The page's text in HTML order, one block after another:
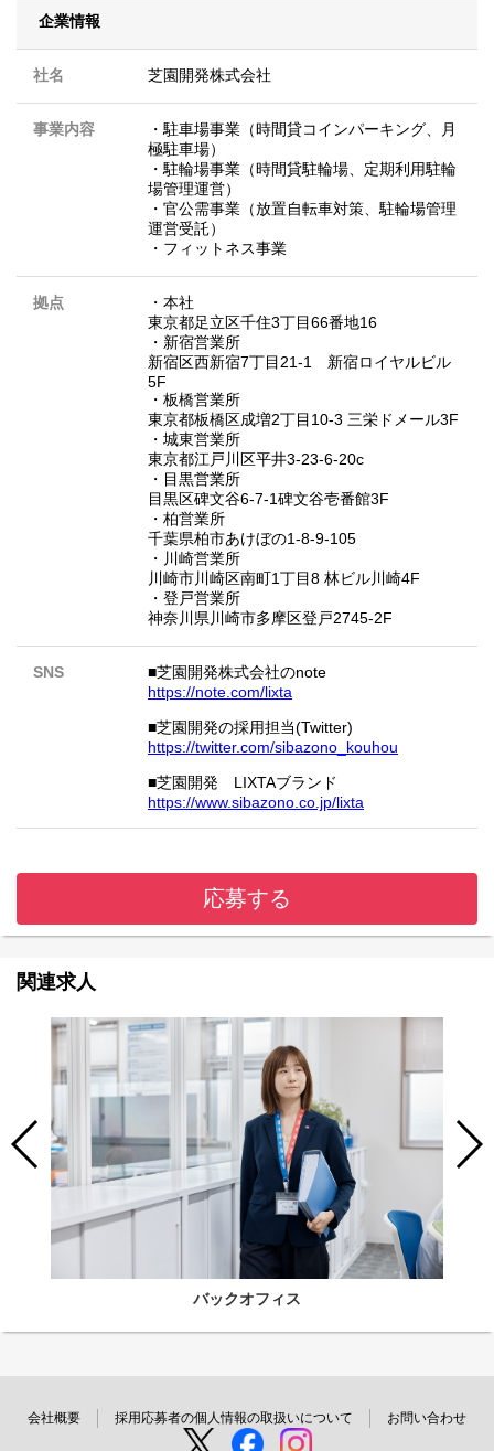
企業情報
社名 芝園開発株式会社
事業内容
・駐車場事業（時間貸コインパーキング、月
極駐車場）
・駐輪場事業（時間貸駐輪場、定期利用駐輪
場管理運営）
・官公需事業（放置自転車対策、駐輪場管理
運営受託）
・フィットネス事業
拠点
・本社
東京都足立区千住3丁目66番地16
・新宿営業所
新宿区西新宿7丁目21-1 新宿ロイヤルビル
5F
・板橋営業所
東京都板橋区成増2丁目10-3 三栄ドメール3F
・城東営業所
東京都江戸川区平井3-23-6-20c
・目黒営業所
目黒区碑文谷6-7-1碑文谷壱番館3F
・柏営業所
千葉県柏市あけぼの1-8-9-105
・川崎営業所
川崎市川崎区南町1丁目8 林ビル川崎4F
・登戸営業所
神奈川県川崎市多摩区登戸2745-2F
SNS
■芝園開発株式会社のnote
https://note.com/lixta
■芝園開発の採用担当(Twitter)
https://twitter.com/sibazono_kouhou
■芝園開発 LIXTAブランド
https://www.sibazono.co.jp/lixta
応募する
関連求人
バックオフィス
会社概要 採用応募者の個人情報の取扱いについて お問い合わせ